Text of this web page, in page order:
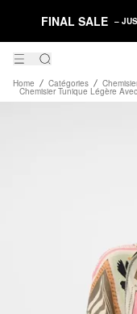
FINAL SALE –
Home Catégories
Chemisier Tunique Légère